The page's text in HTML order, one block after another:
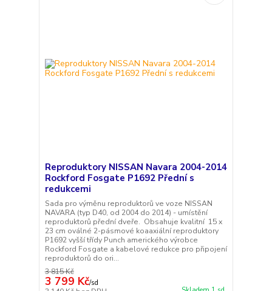
Reproduktory NISSAN Navara 2004-2014
Rockford Fosgate P1692 Přední s
redukcemi
Sada pro výměnu reproduktorů ve voze NISSAN
NAVARA (typ D40, od 2004 do 2014) - umístění
reproduktorů přední dveře. Obsahuje kvalitní 15 x
23 cm oválné 2-pásmové koaaxiální reproduktory
P1692 vyšší třídy Punch amerického výrobce
Rockford Fosgate a kabelové redukce pro připojení
reproduktorů do ori...
3 815 Kč
3 799 Kč/sd